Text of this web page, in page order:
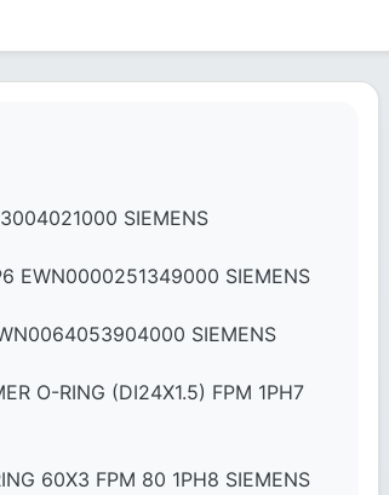
SIEMENS
EWN0000251349000 SIEMENS
SIEMENS
O-RING (DI24X1.5) FPM 1PH7
60X3 FPM 80 1PH8 SIEMENS